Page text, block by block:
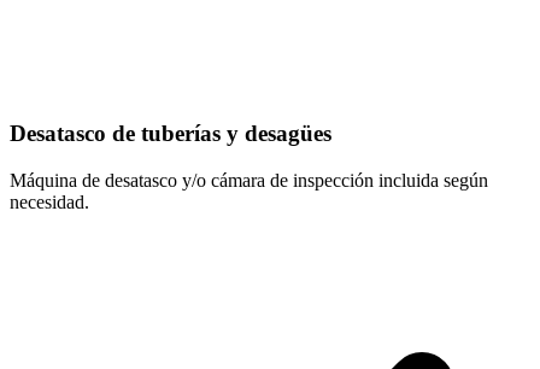
Desatasco de tuberías y desagües
Máquina de desatasco y/o cámara de inspección incluida según
necesidad.